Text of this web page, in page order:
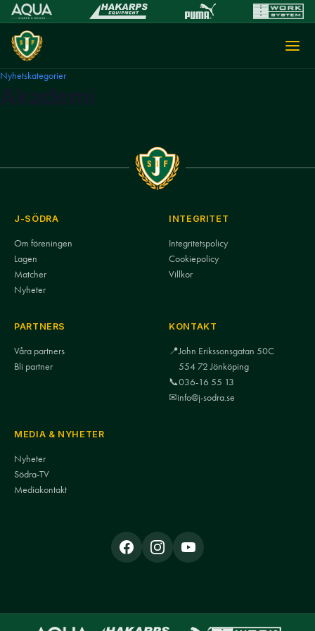
Nyhetskategorier
J-SÖDRA
Om föreningen
Lagen
Matcher
Nyheter
INTEGRITET
Integritetspolicy
Cookiepolicy
Villkor
PARTNERS
Våra partners
Bli partner
KONTAKT
📍John Erikssonsgatan 50C
554 72 Jönköping
📞036-16 55 13
✉info@j-sodra.se
MEDIA & NYHETER
Nyheter
Södra-TV
Mediakontakt